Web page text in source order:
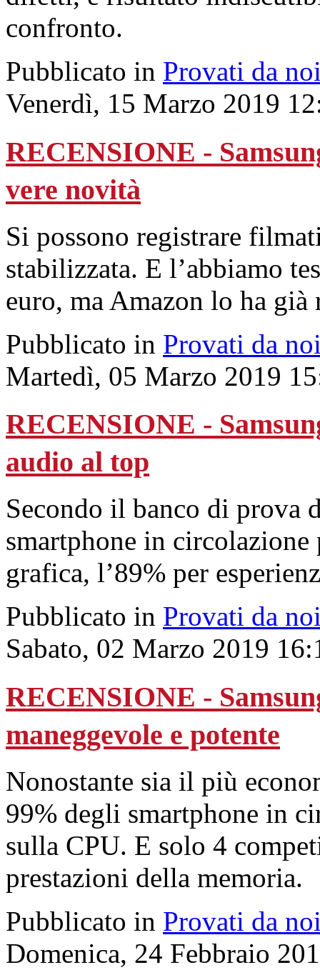
confronto.
Pubblicato in Provati da
Venerdì, 15 Marzo 2019
RECENSIONE -
vere novità
Si possono registrare
stabilizzata. E l’abbiamo
euro, ma Amazon lo ha già
Pubblicato in Provati da
Martedì, 05 Marzo 2019
RECENSIONE -
audio al top
Secondo il banco di prova
smartphone in
grafica, l’89% per
Pubblicato in Provati da
Sabato, 02 Marzo 2019
RECENSIONE -
maneggevole e potente
Nonostante sia il più
99% degli smartphone in
sulla CPU. E solo 4
prestazioni della memoria.
Pubblicato in Provati da
Domenica, 24 Febbraio